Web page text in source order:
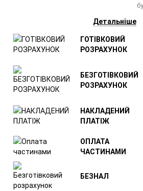
Детальніше
ГОТІВКОВИЙ
РОЗРАХУНОК
БЕЗГОТІВКОВИЙ
РОЗРАХУНОК
НАКЛАДЕНИЙ
ПЛАТІЖ
ОПЛАТА
ЧАСТИНАМИ
БЕЗНАЛ